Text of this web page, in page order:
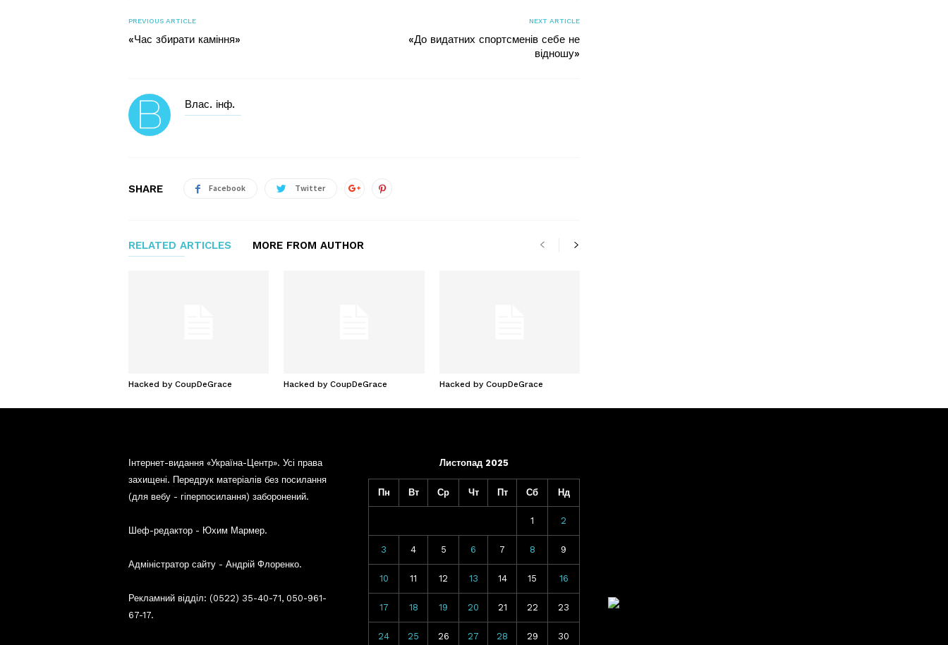
PREVIOUS ARTICLE
«Час збирати каміння»
NEXT ARTICLE
«До видатних спортсменів себе не
відношу»
Влас. інф.
SHARE Facebook Twitter
RELATED ARTICLES MORE FROM AUTHOR
Hacked by CoupDeGrace Hacked by CoupDeGrace Hacked by CoupDeGrace
Інтернет-видання «Україна-Центр». Усі права
захищені. Передрук матеріалів без посилання
(для вебу - гіперпосилання) заборонений.
Шеф-редактор - Юхим Мармер.
Адміністратор сайту - Андрій Флоренко.
Рекламний відділ: (0522) 35-40-71, 050-961-
67-17.
Листопад 2025
Пн Вт Ср Чт Пт Сб Нд
1 2
3 4 5 6 7 8 9
10 11 12 13 14 15 16
17 18 19 20 21 22 23
24 25 26 27 28 29 30